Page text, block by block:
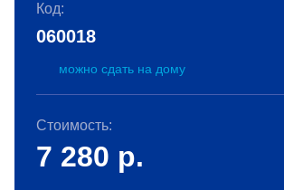
Код:
060018
можно сдать на дому
Стоимость:
7 280 р.